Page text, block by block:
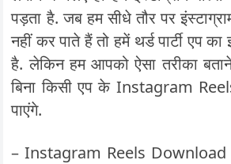
पड़ता है. जब हम सीधे तौर पर
नहीं कर पाते हैं तो हमें थर्ड पार्टी एप
है. लेकिन हम आपको ऐसा तरीका
बिना किसी एप के Instagram
पाएंगे.
– Instagram Reels